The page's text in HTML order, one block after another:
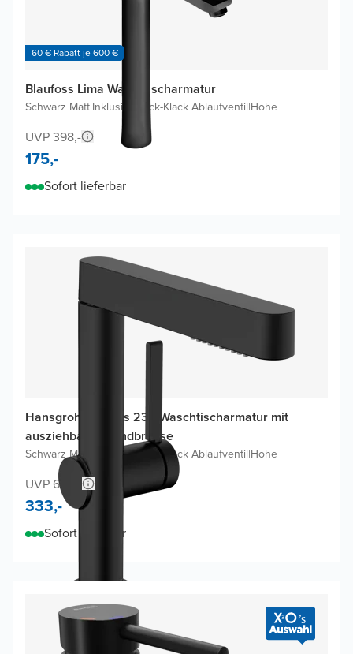
60 € Rabatt je 600 €
Blaufoss Lima Waschtischarmatur
Schwarz Matt|Inklusive Klick-Klack Ablaufventil|Hohe
UVP 398,-
175,-
Sofort lieferbar
Hansgrohe Finoris 230 Waschtischarmatur mit
ausziehbarer Handbrause
Schwarz Matt Inklusive Klick-Klack Ablaufventil|Hohe
UVP 609,-
333,-
Sofort lieferbar